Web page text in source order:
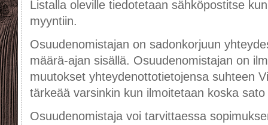
Listalla oleville tiedotetaan sähköpostitse
myyntiin.
Osuudenomistajan on sadonkorjuun
määrä-ajan sisällä. Osuudenomistajan on
muutokset yhteydenottotietojensa suhteen
tärkeää varsinkin kun ilmoitetaan koska
Osuudenomistaja voi tarvittaessa